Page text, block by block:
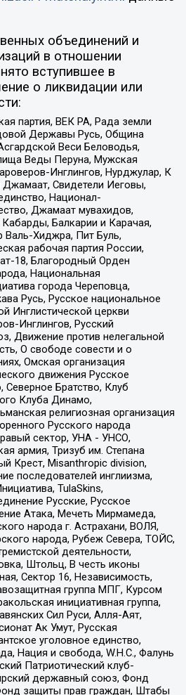
объединений и
в отношении
вступившее в
о ликвидации или
партия, ВЕК РА, Рада земли
Державы Русь, Община
Веси Беловодья,
Веды Перуна, Мужская
Инглингов, Нурджулар, К
Свидетели Иеговы,
Национал-
Джамаат мувахидов,
Балкарии и Карачая,
Хиджра, Пит Буль,
рабочая партия России,
18, Благородный Орден
Национальная
города Череповца,
Русь, Русское национальное
Инглистической церкви
Инглингов, Русский
Движение против нелегальной
О свободе совести и о
Омская организация
движения Русское
Северное Братство, Клуб
Клуба Динамо,
религиозная организация
Русского народа
сектор, УНА - УНСО,
армия, Тризуб им. Степана
Крест, Misanthropic division,
последователей инглиизма,
TulaSkins,
Русские, Русское
Атака, Мечеть Мирмамеда,
народа г. Астрахани, ВОЛЯ,
народа, Рубеж Севера, ТОЙС,
деятельности,
Штольц, В честь иконы
Сектор 16, Независимость,
группа МПГ, Курсом
инициативная группа,
Сил Руси, Алля-Аят,
Ак Умут, Русская
уголовное единство,
Нация и свобода, W.H.С., Фалунь
Патриотический клуб-
державный союз, Фонд
защиты прав граждан, Штабы